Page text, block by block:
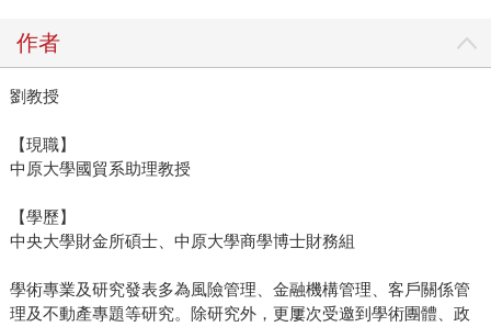
作者
劉教授
【現職】
中原大學國貿系助理教授
【學歷】
中央大學財金所碩士、中原大學商學博士財務組
學術專業及研究發表多為風險管理、金融機構管理、客戶關係管
理及不動產專題等研究。除研究外，更屢次受邀到學術團體、政